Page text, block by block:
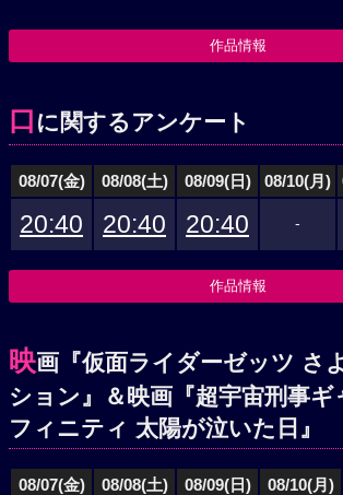
作品情報
口 に関するアンケート
08/07(金) 08/08(土) 08/09(日) 08/10(月)
20:40 20:40 20:40 -
作品情報
映画『仮面ライダーゼッツ さ
ション』＆映画『超宇宙刑事
フィニティ 太陽が泣いた日』
08/07(金) 08/08(土) 08/09(日) 08/10(月)